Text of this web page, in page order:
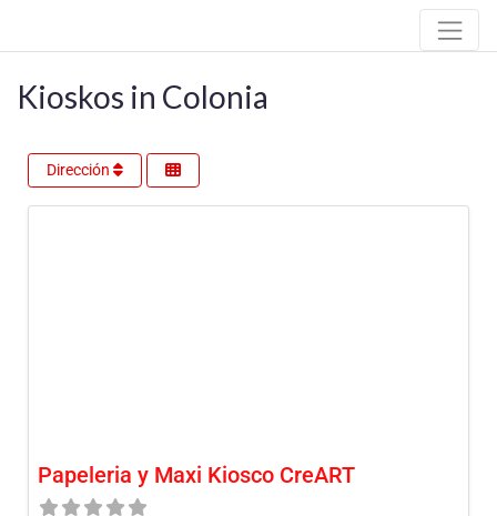
Kioskos in Colonia
Dirección
Papeleria y Maxi Kiosco CreART